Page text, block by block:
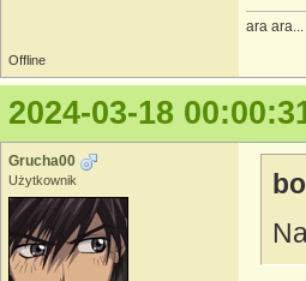
ara ara...
Offline
2024-03-18
Grucha00
Użytkownik